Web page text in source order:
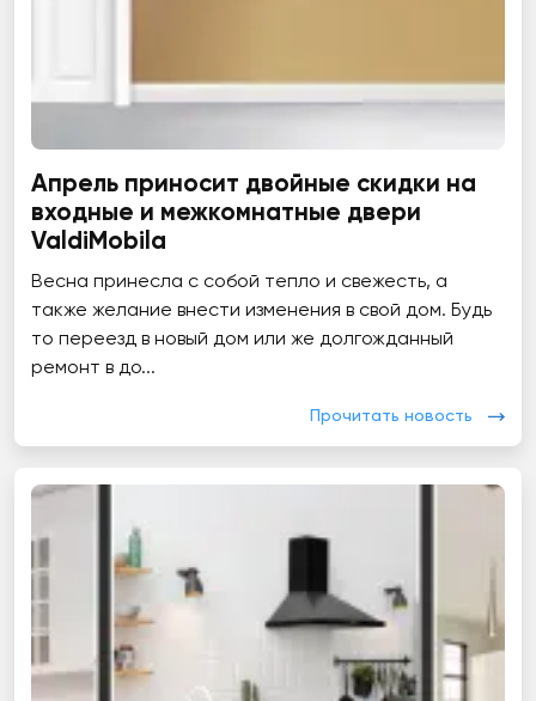
Апрель приносит двойные скидки на
входные и межкомнатные двери
ValdiMobila
Весна принесла с собой тепло и свежесть, а
также желание внести изменения в свой дом. Будь
то переезд в новый дом или же долгожданный
ремонт в до...
Прочитать новость